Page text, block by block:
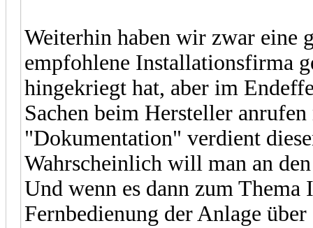
Weiterhin haben wir zwar eine
empfohlene Installationsfirma
hingekriegt hat, aber im
Sachen beim Hersteller
"Dokumentation" verdient
Wahrscheinlich will man an
Und wenn es dann zum
Fernbedienung der Anlage